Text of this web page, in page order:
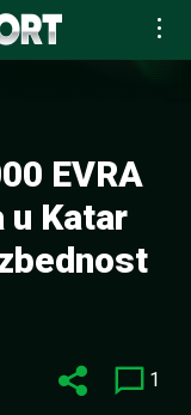
EVRA
u Katar
1